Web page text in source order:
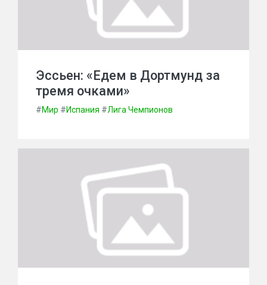
Эссьен: «Едем в Дортмунд за
тремя очками»
#Мир #Испания #Лига Чемпионов